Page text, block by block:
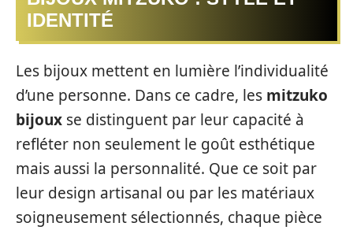
IDENTITÉ
Les bijoux mettent en lumière l’individualité
d’une personne. Dans ce cadre, les mitzuko
bijoux se distinguent par leur capacité à
refléter non seulement le goût esthétique
mais aussi la personnalité. Que ce soit par
leur design artisanal ou par les matériaux
soigneusement sélectionnés, chaque pièce